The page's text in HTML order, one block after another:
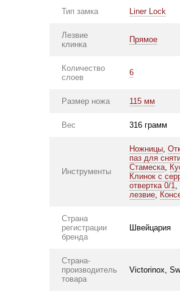
Тип замка Liner Lock
Лезвие
клинка
Прямое
Количество
слоев
6
Размер ножа 115 мм
Вес 316 грамм
Инструменты
Ножницы,
паз для
Стамеска,
Клинок с
отвертка 0/1,
лезвие,
Страна
регистрации
бренда
Швейцария
Страна-
производитель
товара
Victorinox,